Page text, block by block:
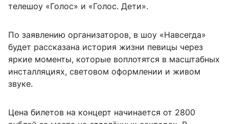
телешоу «Голос» и «Голос. Дети».
По заявлению организаторов, в шоу «Навсегда»
будет рассказана история жизни певицы через
яркие моменты, которые воплотятся в масштабных
инсталляциях, световом оформлении и живом
звуке.
Цена билетов на концерт начинается от 2800